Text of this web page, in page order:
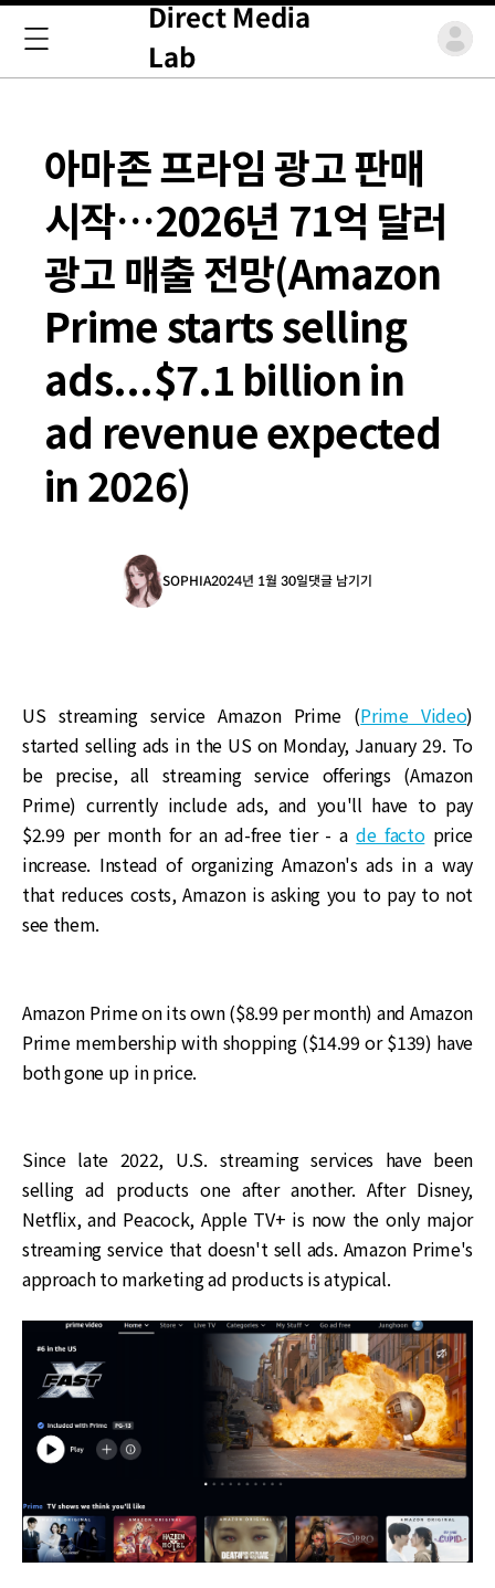
Direct Media
Lab
아마존 프라임 광고 판매
시작…2026년 71억 달러
광고 매출 전망(Amazon
Prime starts selling
ads...$7.1 billion in
ad revenue expected
in 2026)
SOPHIA2024년 1월 30일댓글 남기기
US streaming service Amazon Prime (Prime Video)
started selling ads in the US on Monday, January 29. To
be precise, all streaming service offerings (Amazon
Prime) currently include ads, and you'll have to pay
$2.99 per month for an ad-free tier - ade factoprice
increase. Instead of organizing Amazon's ads in a way
that reduces costs, Amazon is asking you to pay to not
see them.
Amazon Prime on its own ($8.99 per month) and Amazon
Prime membership with shopping ($14.99 or $139) have
both gone up in price.
Since late 2022, U.S. streaming services have been
selling ad products one after another. After Disney,
Netflix, and Peacock, Apple TV+ is now the only major
streaming service that doesn't sell ads. Amazon Prime's
approach to marketing ad products is atypical.